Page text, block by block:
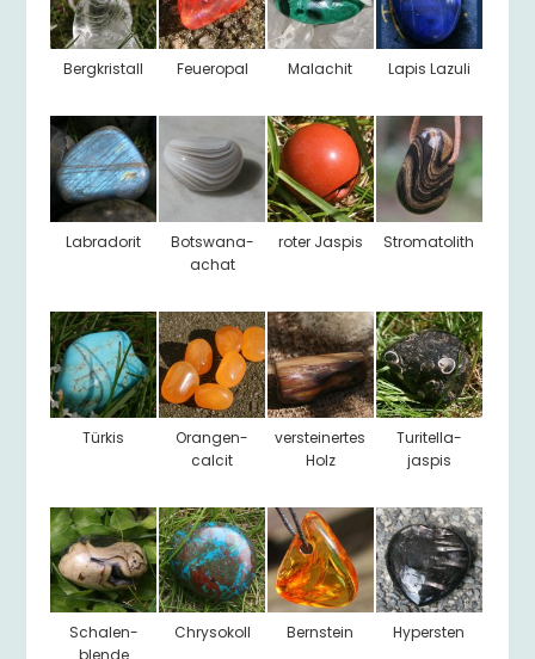
Bergkristall Feueropal Malachit Lapis Lazuli
Labradorit
Botswana-
achat
roter Jaspis Stromatolith
Türkis
Orangen-
calcit
versteinertes
Holz
Turitella-
jaspis
Schalen-
Chrysokoll Bernstein Hypersten